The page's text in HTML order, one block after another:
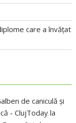
care a învățat
de caniculă și
- ClujToday la